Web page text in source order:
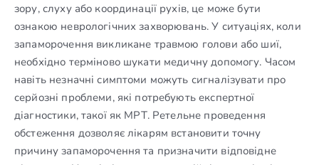
зору, слуху або координації рухів, це може бути
ознакою неврологічних захворювань. У ситуаціях, коли
запаморочення викликане травмою голови або шиї,
необхідно терміново шукати медичну допомогу. Часом
навіть незначні симптоми можуть сигналізувати про
серйозні проблеми, які потребують експертної
діагностики, такої як МРТ. Ретельне проведення
обстеження дозволяє лікарям встановити точну
причину запаморочення та призначити відповідне